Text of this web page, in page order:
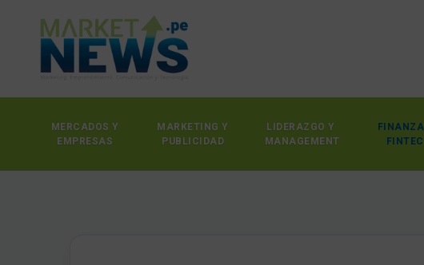
MERCADOS Y
EMPRESAS
MARKETING Y
PUBLICIDAD
LIDERAZGO Y
MANAGEMENT